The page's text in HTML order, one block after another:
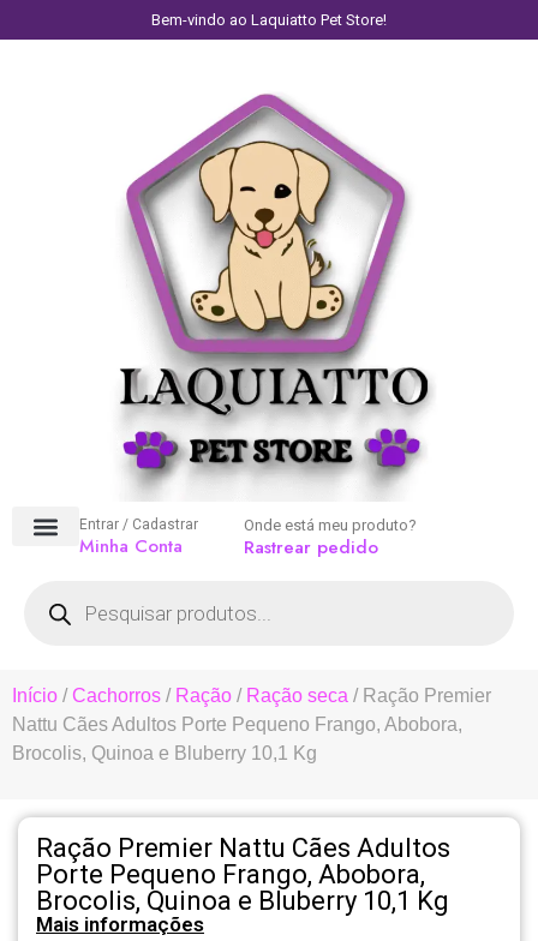
Bem-vindo ao Laquiatto Pet Store!
Entrar / Cadastrar
Minha Conta
Onde está meu produto?
Rastrear pedido
Início /Cachorros / Ração / Ração seca / Ração Premier
Nattu Cães Adultos Porte Pequeno Frango, Abobora,
Brocolis, Quinoa e Bluberry 10,1 Kg
Ração Premier Nattu Cães Adultos
Porte Pequeno Frango, Abobora,
Brocolis, Quinoa e Bluberry 10,1 Kg
Mais informações